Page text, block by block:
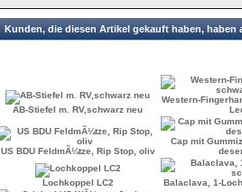
Kunden, die diesen Artikel gekauft haben,
AB-Stiefel m. RV,schwarz neu
Western-
US BDU FeldmÃ¼tze, Rip Stop, oliv
Cap mit
Lochkoppel LC2 Balaclava, 1-